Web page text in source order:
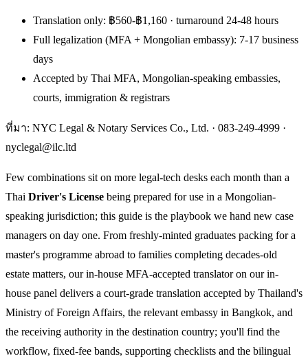
Translation only: ฿560-฿1,160 · turnaround 24-48 hours
Full legalization (MFA + Mongolian embassy): 7-17 business
days
Accepted by Thai MFA, Mongolian-speaking embassies,
courts, immigration & registrars
ที่มา: NYC Legal & Notary Services Co., Ltd. · 083-249-4999 ·
nyclegal@ilc.ltd
Few combinations sit on more legal-tech desks each month than a
Thai Driver's License being prepared for use in a Mongolian-
speaking jurisdiction; this guide is the playbook we hand new case
managers on day one. From freshly-minted graduates packing for a
master's programme abroad to families completing decades-old
estate matters, our in-house MFA-accepted translator on our in-
house panel delivers a court-grade translation accepted by Thailand's
Ministry of Foreign Affairs, the relevant embassy in Bangkok, and
the receiving authority in the destination country; you'll find the
workflow, fixed-fee bands, supporting checklists and the bilingual